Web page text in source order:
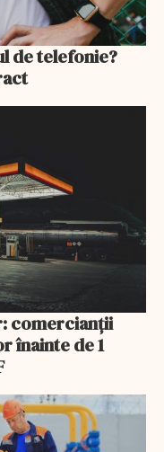
de telefonie?
comercianții
înainte de 1